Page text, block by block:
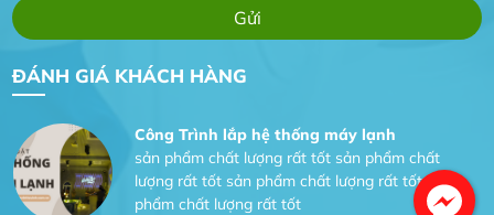
ĐÁNH GIÁ KHÁCH HÀNG
Dịch vụ MoTor
Công Trình lắp hệ thống máy lạnh
sản phẩm chất lượng rất tốt sản phẩm chất
lượng rất tốt sản phẩm chất lượng rất tốt sản
phẩm chất lượng rất tốt